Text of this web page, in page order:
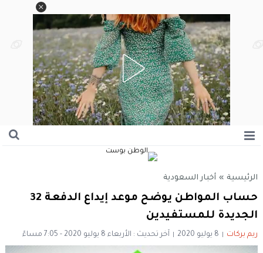
الرئيسية » أخبار السعودية
حساب المواطن يوضح موعد إيداع الدفعة 32
الجديدة للمستفيدين
ريم بركات 8 يوليو 2020 آخر تحديث : الأربعاء 8 يوليو 2020 - 7:05 مساءً